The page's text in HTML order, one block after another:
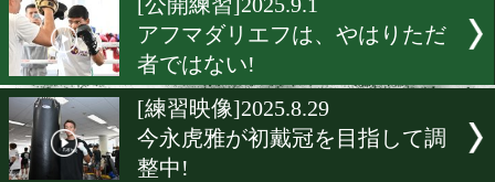
[公開練習]2025.9.4
高田勇仁! 獅子(しし=44)の
世界タイトル奪取へ!
[公開練習]2025.9.3
武居由樹! 名古屋決戦に